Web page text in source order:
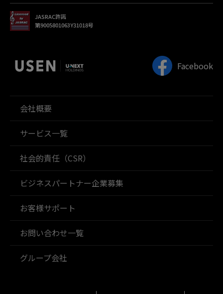
JASRAC許諾
第9005801063Y31018号
Facebook
会社概要
サービス一覧
社会的責任（CSR）
ビジネスパートナー企業募集
お客様サポート
お問い合わせ一覧
グループ会社